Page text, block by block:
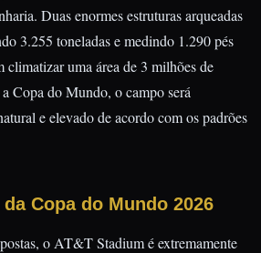
Duas enormes estruturas arqueadas
3.255 toneladas e medindo 1.290 pés
climatizar uma área de 3 milhões de
Copa do Mundo, o campo será
e elevado de acordo com os padrões
Copa do Mundo 2026
o AT&T Stadium é extremamente